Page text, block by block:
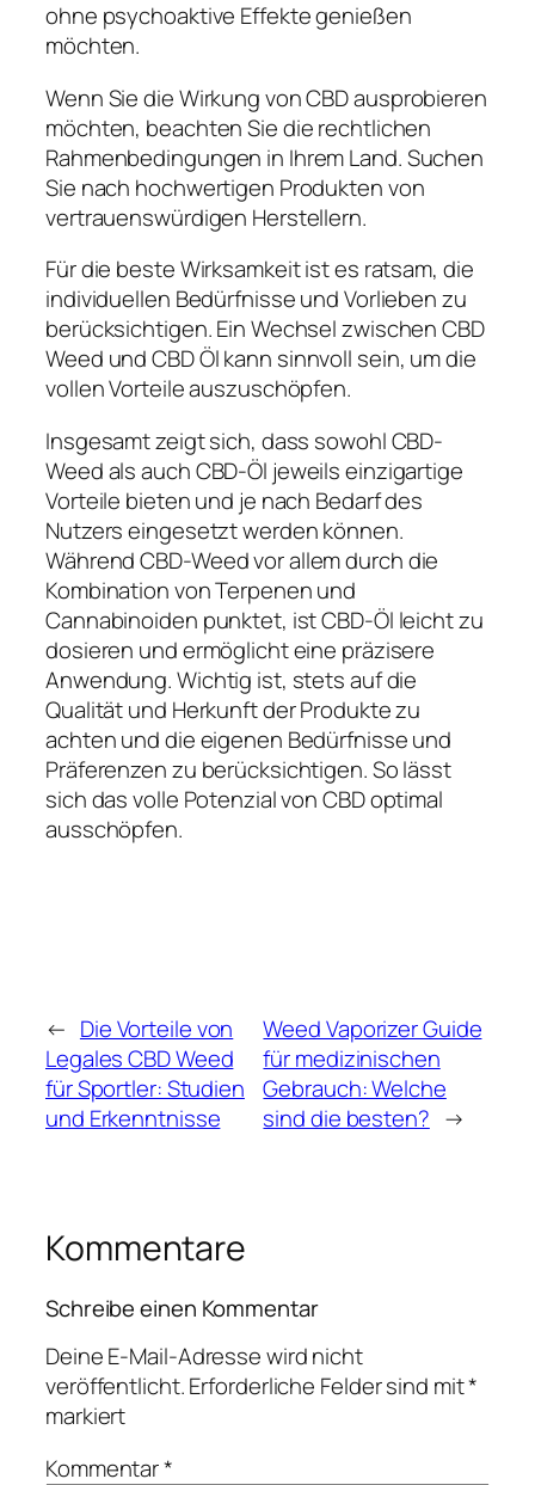
ohne psychoaktive Effekte genießen
möchten.
Wenn Sie die Wirkung von CBD ausprobieren
möchten, beachten Sie die rechtlichen
Rahmenbedingungen in Ihrem Land. Suchen
Sie nach hochwertigen Produkten von
vertrauenswürdigen Herstellern.
Für die beste Wirksamkeit ist es ratsam, die
individuellen Bedürfnisse und Vorlieben zu
berücksichtigen. Ein Wechsel zwischen CBD
Weed und CBD Öl kann sinnvoll sein, um die
vollen Vorteile auszuschöpfen.
Insgesamt zeigt sich, dass sowohl CBD-
Weed als auch CBD-Öl jeweils einzigartige
Vorteile bieten und je nach Bedarf des
Nutzers eingesetzt werden können.
Während CBD-Weed vor allem durch die
Kombination von Terpenen und
Cannabinoiden punktet, ist CBD-Öl leicht zu
dosieren und ermöglicht eine präzisere
Anwendung. Wichtig ist, stets auf die
Qualität und Herkunft der Produkte zu
achten und die eigenen Bedürfnisse und
Präferenzen zu berücksichtigen. So lässt
sich das volle Potenzial von CBD optimal
ausschöpfen.
← Die Vorteile von
Legales CBD Weed
für Sportler: Studien
und Erkenntnisse
Weed Vaporizer Guide
für medizinischen
Gebrauch: Welche
sind die besten? →
Kommentare
Schreibe einen Kommentar
Deine E-Mail-Adresse wird nicht
veröffentlicht.Erforderliche Felder sind mit*
markiert
Kommentar*